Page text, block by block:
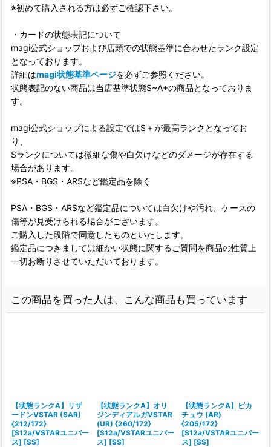
※初めて購入される方は必ずご確認下さい。
・カードの状態表記について
magi公式ショップおよび店頭での状態基準に合わせたランク設定
となっております。
詳細はmagi状態基準ページを必ずご参照ください。
状態表記のない商品は当店基準状態S~A+の商品となっておりま
す。
magi公式ショップによる設定ではS＋が最高ランクとなってお
り、
Sランクについては微細な傷や白欠けなどのダメージが存在する
場合があります。
※PSA・BGS・ARSなど鑑定品を除く
PSA・BGS・ARSなど鑑定品については白欠けや汚れ、ケースの
傷等が見受けられる場合がございます。
ご購入した段階で同意したものといたします。
鑑定品につきましては細かい状態に関するご質問を商品の性質上
一切お断りさせていただいております。
この商品を買った人は、こんな商品も買っています
【状態ランクA】リザ
ードンVSTAR (SAR)
{212/172}
[S12a/VSTARユニバー
ス] [SS]
【状態ランクA】オリ
ジンディアルガVSTAR
(UR) {260/172}
[S12a/VSTARユニバー
ス] [SS]
【状態ランクA】ピカ
チュウ (AR)
{205/172}
[S12a/VSTARユニバー
ス] [SS]